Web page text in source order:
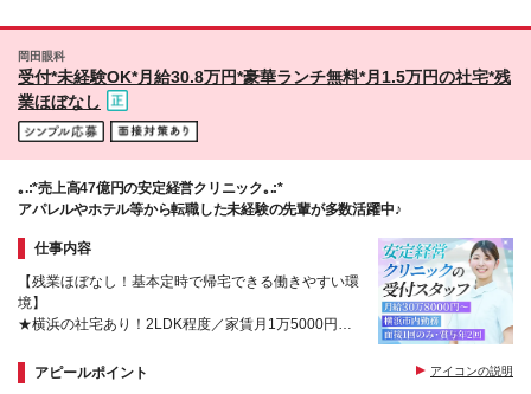
ランク明けのママさんも肩身の狭い思いをせず 安心
族の時間を大切にしたい」 ーーそんな想いがあれば
す！
然の中で働きたい」 「通いやすい職場を選びたい」
岡田眼科
受付*未経験OK*月給30.8万円*豪華ランチ無料*月1.5万円の社宅*残
業ほぼなし
｡.:*売上高47億円の安定経営クリニック｡.:*
アパレルやホテル等から転職した未経験の先輩が多数活躍中♪
仕事内容
【残業ほぼなし！基本定時で帰宅できる働きやすい環
境】
★横浜の社宅あり！2LDK程度／家賃月1万5000円
アピールポイント
アイコンの説明